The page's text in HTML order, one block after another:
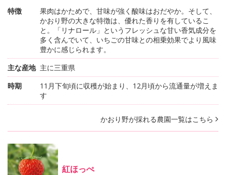
特徴
果肉はかためで、甘味が強く酸味はおだやか。そして、
かおり野の大きな特徴は、優れた香りを有しているこ
と。「リナロール」というフレッシュな甘い香気成分を
多く含んでいて、いちごの甘味との相乗効果でより風味
豊かに感じられます。
主な産地 主に三重県
時期
11月下旬頃に収穫が始まり、12月頃から流通量が増えま
す
かおり野が採れる農園一覧はこちら
紅ほっぺ